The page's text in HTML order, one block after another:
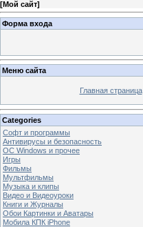
[Мой сайт]
Форма входа
Меню сайта
Главная страница
Categories
Софт и программы
Антивирусы и безопасность
OC Windows и прочее
Игры
Фильмы
Мультфильмы
Музыка и клипы
Видео и Видеоуроки
Книги и Журналы
Обои Картинки и Аватары
Мобила КПК iPhone